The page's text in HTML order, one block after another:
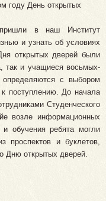
году День открытых
в наш Институт
и узнать об условиях
открытых дверей были
так и учащиеся восьмых-
с выбором
поступлению. До начала
Студенческого
возле информационных
обучения ребята могли
проспектов и буклетов,
Дню открытых дверей.